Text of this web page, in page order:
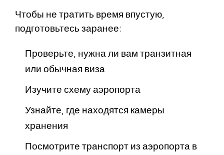
Чтобы не тратить время впустую,
подготовьтесь заранее:
Проверьте, нужна ли вам транзитная
или обычная виза
Изучите схему аэропорта
Узнайте, где находятся камеры
хранения
Посмотрите транспорт из аэропорта в